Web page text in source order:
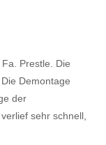
Prestle. Die
Demontage
der
sehr schnell,